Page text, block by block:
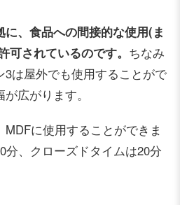
、食品への間接的な使用(ま
可されているのです。 ちなみ
は屋外でも使用することがで
広がります。
に使用することができま
分、クローズドタイムは20分